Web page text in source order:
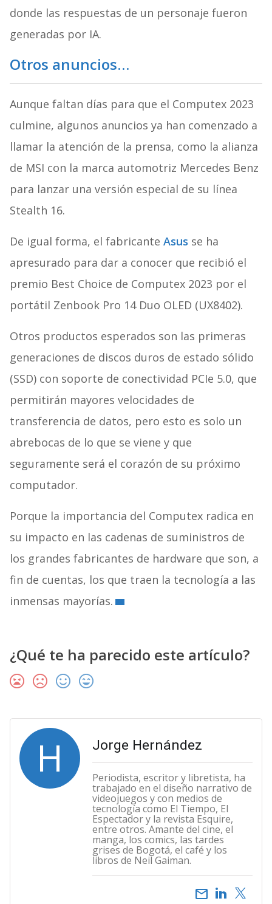
donde las respuestas de un personaje fueron
generadas por IA.
Otros anuncios…
Aunque faltan días para que el Computex 2023
culmine, algunos anuncios ya han comenzado a
llamar la atención de la prensa, como la alianza
de MSI con la marca automotriz Mercedes Benz
para lanzar una versión especial de su línea
Stealth 16.
De igual forma, el fabricante Asus se ha
apresurado para dar a conocer que recibió el
premio Best Choice de Computex 2023 por el
portátil Zenbook Pro 14 Duo OLED (UX8402).
Otros productos esperados son las primeras
generaciones de discos duros de estado sólido
(SSD) con soporte de conectividad PCIe 5.0, que
permitirán mayores velocidades de
transferencia de datos, pero esto es solo un
abrebocas de lo que se viene y que
seguramente será el corazón de su próximo
computador.
Porque la importancia del Computex radica en
su impacto en las cadenas de suministros de
los grandes fabricantes de hardware que son, a
fin de cuentas, los que traen la tecnología a las
inmensas mayorías.
¿Qué te ha parecido este artículo?
H Jorge Hernández
Periodista, escritor y libretista, ha
trabajado en el diseño narrativo de
videojuegos y con medios de
tecnología como El Tiempo, El
Espectador y la revista Esquire,
entre otros. Amante del cine, el
manga, los comics, las tardes
grises de Bogotá, el café y los
libros de Neil Gaiman.
email